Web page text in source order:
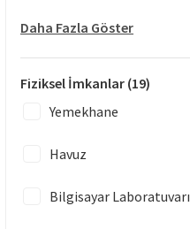
Daha Fazla Göster
Fiziksel İmkanlar (19)
Yemekhane
Havuz
Bilgisayar Laboratuvarı